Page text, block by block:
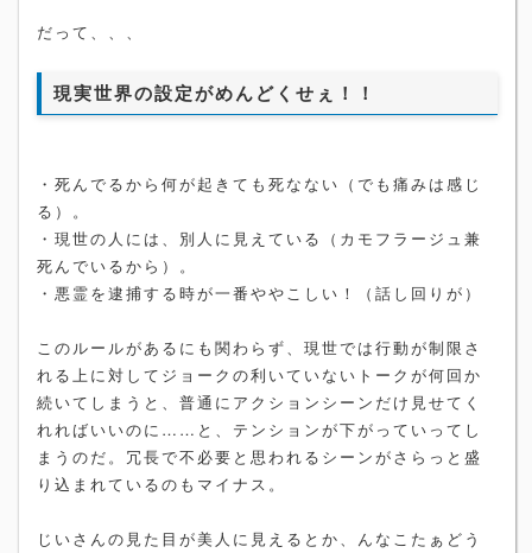
だって、、、
現実世界の設定がめんどくせぇ！！
・死んでるから何が起きても死なない（でも痛みは感じ
る）。
・現世の人には、別人に見えている（カモフラージュ兼
死んでいるから）。
・悪霊を逮捕する時が一番ややこしい！（話し回りが）
このルールがあるにも関わらず、現世では行動が制限さ
れる上に対してジョークの利いていないトークが何回か
続いてしまうと、普通にアクションシーンだけ見せてく
れればいいのに……と、テンションが下がっていってし
まうのだ。冗長で不必要と思われるシーンがさらっと盛
り込まれているのもマイナス。
じいさんの見た目が美人に見えるとか、んなこたぁどう